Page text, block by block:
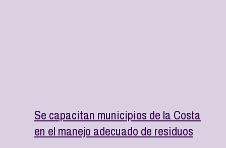
Se capacitan municipios de la Costa
en el manejo adecuado de residuos